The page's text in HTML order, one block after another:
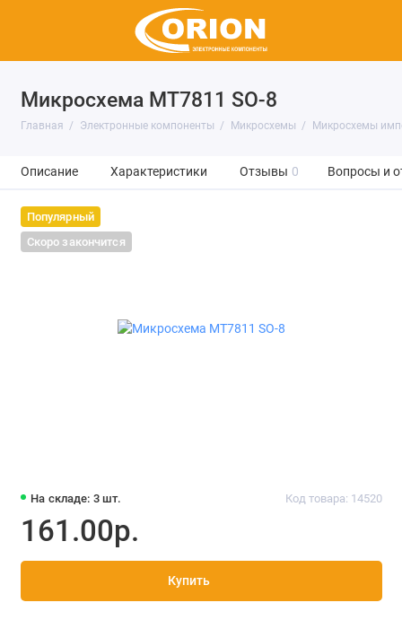
Микросхема MT7811 SO-8
Главная Электронные компоненты Микросхемы Микросхемы
Описание Характеристики Отзывы 0 Вопросы и
Популярный
Скоро закончится
На складе: 3 шт. Код товара: 14520
161.00р.
Купить